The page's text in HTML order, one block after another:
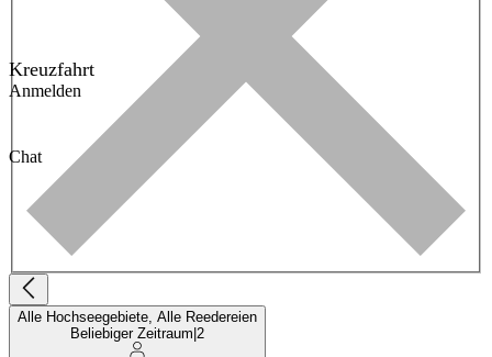
Kreuzfahrt
Anmelden
Chat
Alle Hochseegebiete, Alle Reedereien
Beliebiger Zeitraum 2